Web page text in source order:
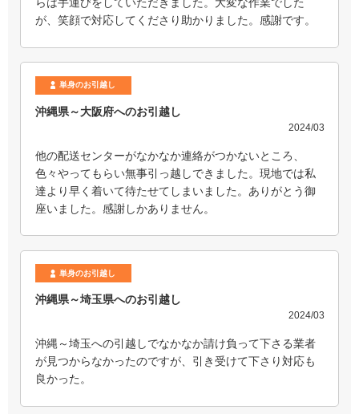
が、笑顔で対応してくださり助かりました。感謝です。
単身のお引越し
沖縄県～大阪府へのお引越し
2024/03
他の配送センターがなかなか連絡がつかないところ、
色々やってもらい無事引っ越しできました。現地では私
達より早く着いて待たせてしまいました。ありがとう御
座いました。感謝しかありません。
単身のお引越し
沖縄県～埼玉県へのお引越し
2024/03
沖縄～埼玉への引越しでなかなか請け負って下さる業者
が見つからなかったのですが、引き受けて下さり対応も
良かった。